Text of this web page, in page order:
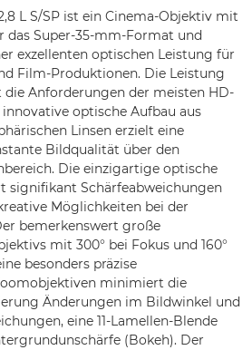
L S/SP ist ein Cinema-Objektiv mit
das Super-35-mm-Format und
exzellenten optischen Leistung für
Film-Produktionen. Die Leistung
Anforderungen der meisten HD-
optische Aufbau aus
Linsen erzielt eine
Bildqualität über den
Die einzigartige optische
Schärfeabweichungen
Möglichkeiten bei der
bemerkenswert große
mit 300° bei Fokus und 160°
besonders präzise
minimiert die
Änderungen im Bildwinkel und
eine 11-Lamellen-Blende
(Bokeh). Der